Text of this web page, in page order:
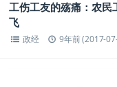
工伤工友的殇痛：农
飞
政经 9年前 (2017-